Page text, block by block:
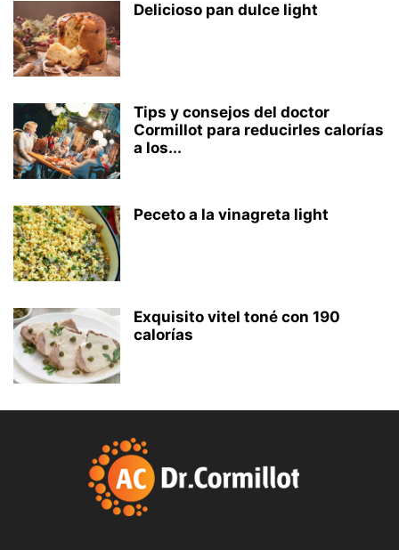
Delicioso pan dulce light
Tips y consejos del doctor
Cormillot para reducirles calorías
a los...
Peceto a la vinagreta light
Exquisito vitel toné con 190
calorías